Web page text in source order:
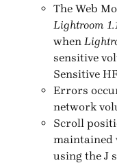
The Web
Lightroom
when
sensitive
Sensitive
Errors
network
Scroll
maintained
using the J